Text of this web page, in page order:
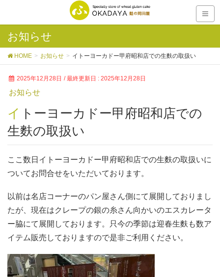
お知らせ
HOME お知らせ イトーヨーカドー甲府昭和店での生麩の取扱い
2025年12月28日 / 最終更新日 : 2025年12月28日
お知らせ
イトーヨーカドー甲府昭和店での
生麩の取扱い
ここ数日イトーヨーカドー甲府昭和店での生麩の取扱いに
ついてお問合せをいただいております。
以前は名店コーナーのパン屋さん側にて展開しておりまし
たが、現在はクレープの銀の糸さん向かいのエスカレータ
ー脇にて展開しております。只今の季節は迎春生麩も数ア
イテム販売しておりますので是非ご利用ください。